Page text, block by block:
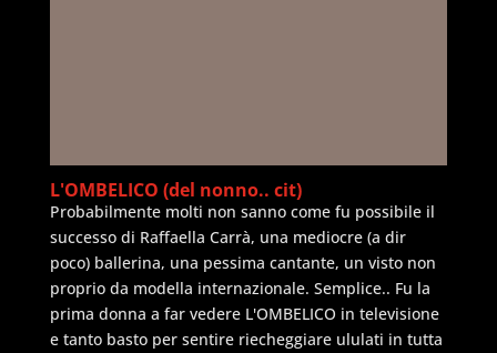
L'OMBELICO (del nonno.. cit)
Probabilmente molti non sanno come fu possibile il
successo di Raffaella Carrà, una mediocre (a dir
poco) ballerina, una pessima cantante, un visto non
proprio da modella internazionale. Semplice.. Fu la
prima donna a far vedere L'OMBELICO in televisione
e tanto basto per sentire riecheggiare ululati in tutta